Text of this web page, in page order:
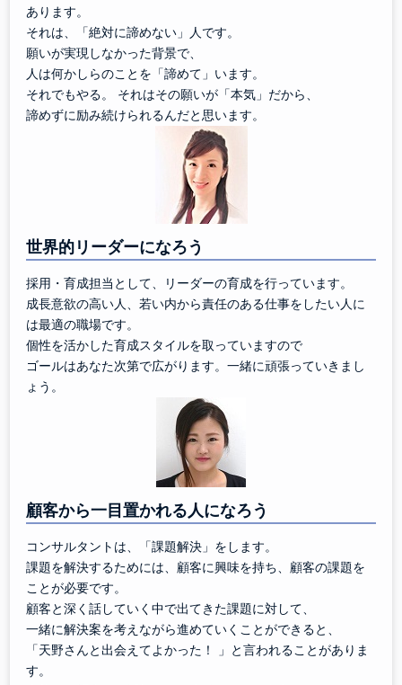
あります。
それは、「絶対に諦めない」人です。
願いが実現しなかった背景で、
人は何かしらのことを「諦めて」います。
それでもやる。 それはその願いが「本気」だから、
諦めずに励み続けられるんだと思います。
世界的リーダーになろう
採用・育成担当として、リーダーの育成を行っています。
成長意欲の高い人、若い内から責任のある仕事をしたい人に
は最適の職場です。
個性を活かした育成スタイルを取っていますので
ゴールはあなた次第で広がります。一緒に頑張っていきまし
ょう。
顧客から一目置かれる人になろう
コンサルタントは、「課題解決」をします。
課題を解決するためには、顧客に興味を持ち、顧客の課題を
ことが必要です。
顧客と深く話していく中で出てきた課題に対して、
一緒に解決案を考えながら進めていくことができると、
「天野さんと出会えてよかった！ 」と言われることがありま
す。